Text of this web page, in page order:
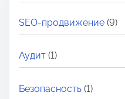
SEO-продвижение (9)
Аудит (1)
Безопасность (1)